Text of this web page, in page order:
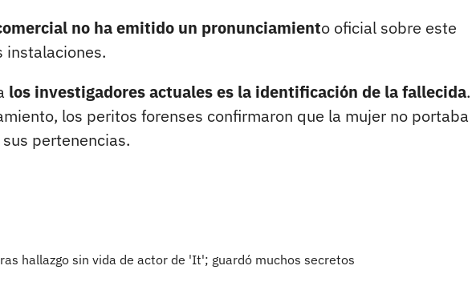
no ha emitido un pronunciamiento oficial sobre este
instalaciones.
los investigadores actuales es la identificación de la fallecida.
los peritos forenses confirmaron que la mujer no portaba
pertenencias.
hallazgo sin vida de actor de 'It'; guardó muchos secretos